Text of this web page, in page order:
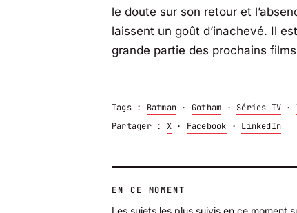
le doute sur son retour et
laissent un goût d’inachevé. Il
grande partie des prochains films
Tags : Batman · Gotham · Séries TV ·
Partager : X· Facebook · LinkedIn
EN CE MOMENT
Les sujets les plus suivis en ce moment